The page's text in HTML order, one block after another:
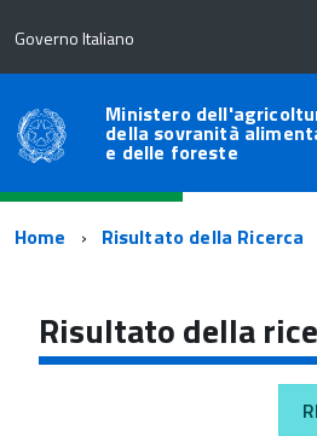
Governo Italiano
Ministero
della sovranità
e delle foreste
Percorso
navigazione
Home Risultato della Ricerca
Risultato della